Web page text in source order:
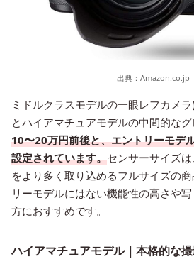
出典： Amazon.co.jp
ミドルクラスモデルの一眼レフカメ
とハイアマチュアモデルの中間的なグ
10〜20万円前後と、エントリーモデ
設定されています。センサーサイズ
をより多く取り込めるフルサイズの
リーモデルにはない機能性の高さや
方におすすめです。
ハイアマチュアモデル｜本格的な